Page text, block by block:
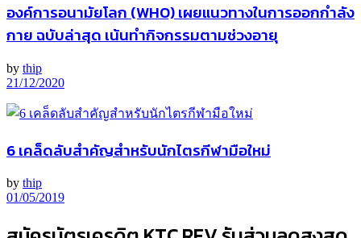
องค์การอนามัยโลก (WHO) เผยแนวทางในการออกกำลัง
กาย ฉบับล่าสุด เน้นทำกิจกรรมตามช่วงอายุ
by thip
21/12/2020
6 เคล็ดลับสำคัญสำหรับนักไตรกีฬามือใหม่
by thip
01/05/2019